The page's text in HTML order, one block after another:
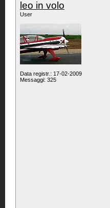
leo in volo
User
Data registr.: 17-02-2009
Messaggi: 325